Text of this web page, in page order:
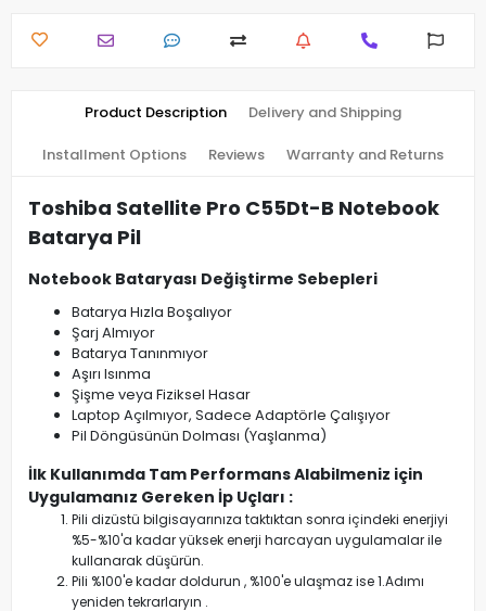
Product Description Delivery and Shipping
Installment Options Reviews Warranty and Returns
Toshiba Satellite Pro C55Dt-B Notebook
Batarya Pil
Notebook Bataryası Değiştirme Sebepleri
Batarya Hızla Boşalıyor
Şarj Almıyor
Batarya Tanınmıyor
Aşırı Isınma
Şişme veya Fiziksel Hasar
Laptop Açılmıyor, Sadece Adaptörle Çalışıyor
Pil Döngüsünün Dolması (Yaşlanma)
İlk Kullanımda Tam Performans Alabilmeniz için
Uygulamanız Gereken İp Uçları :
Pili dizüstü bilgisayarınıza taktıktan sonra içindeki enerjiyi
%5-%10'a kadar yüksek enerji harcayan uygulamalar ile
kullanarak düşürün.
Pili %100'e kadar doldurun , %100'e ulaşmaz ise 1.Adımı
yeniden tekrarlaryın .